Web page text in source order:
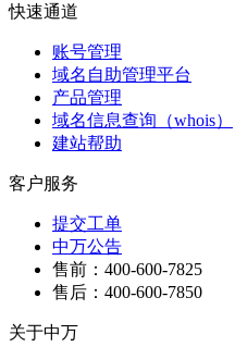
快速通道
账号管理
域名自助管理平台
产品管理
域名信息查询（whois）
建站帮助
客户服务
提交工单
中万公告
售前：400-600-7825
售后：400-600-7850
关于中万